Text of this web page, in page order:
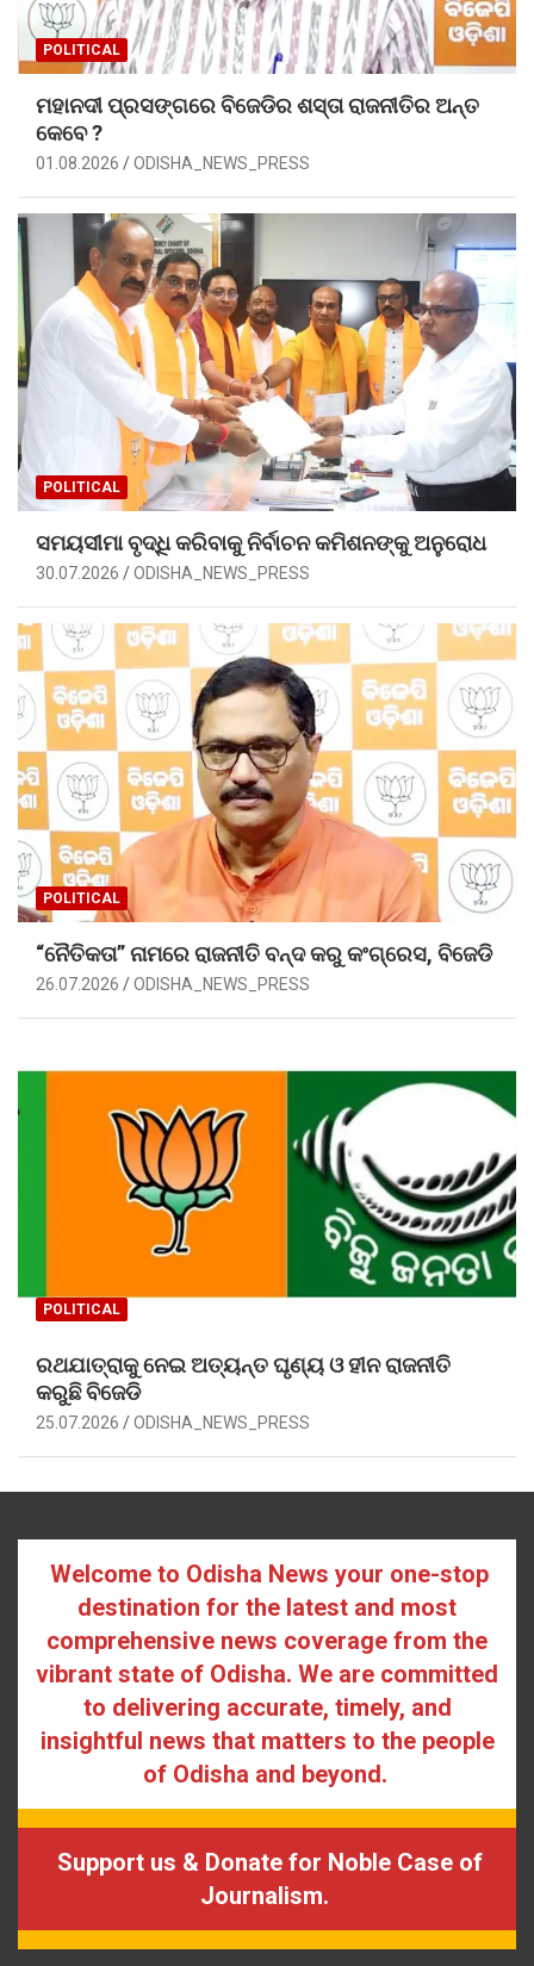
POLITICAL
ମହାନଦୀ ପ୍ରସଙ୍ଗରେ ବିଜେଡିର ଶସ୍ତା ରାଜନୀତିର ଅନ୍ତ
କେବେ ?
01.08.2026 ODISHA_NEWS_PRESS
POLITICAL
ସମୟସୀମା ବୃଦ୍ଧି କରିବାକୁ ନିର୍ବାଚନ କମିଶନଙ୍କୁ ଅନୁରୋଧ
30.07.2026 ODISHA_NEWS_PRESS
POLITICAL
“ନୈତିକତା” ନାମରେ ରାଜନୀତି ବନ୍ଦ କରୁ କଂଗ୍ରେସ, ବିଜେଡି
26.07.2026 ODISHA_NEWS_PRESS
POLITICAL
ରଥଯାତ୍ରାକୁ ନେଇ ଅତ୍ୟନ୍ତ ଘୃଣ୍ୟ ଓ ହୀନ ରାଜନୀତି
କରୁଛି ବିଜେଡି
25.07.2026 ODISHA_NEWS_PRESS
Welcome to Odisha News your one-stop
destination for the latest and most
comprehensive news coverage from the
vibrant state of Odisha. We are committed
to delivering accurate, timely, and
insightful news that matters to the people
of Odisha and beyond.
Support us & Donate for Noble Case of
Journalism.